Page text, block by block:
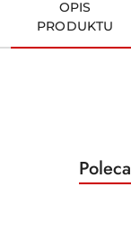
OPIS
PRODUKTU
Pomiń
o